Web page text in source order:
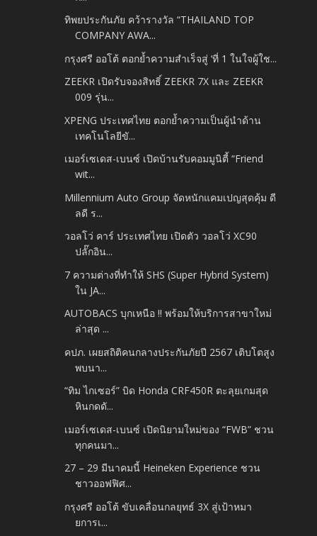
ทิพยประกันภัย คว้ารางวัล “THAILAND TOP
COMPANY AWA...
กรุงศรี ออโต้ ตอกย้ำความสำเร็จสู่ ‘ที่ 1 ในใจผู้ใช...
ZEEKR เปิดรับจองสิทธิ์ ZEEKR 7X และ ZEEKR
009 รุ่น...
XPENG ประเทศไทย ตอกย้ำความเป็นผู้นำด้าน
เทคโนโลยีขั...
เมอร์เซเดส-เบนซ์ เปิดบ้านรับคอมมูนิตี้ “Friend
wit...
Millennium Auto Group จัดหนักแคมเปญสุดคุ้ม ดี
ลดี ร...
วอลโว่ คาร์ ประเทศไทย เปิดตัว วอลโว่ XC90
ปลั๊กอิน...
7 ความต่างที่ทำให้ SHS (Super Hybrid System)
ใน JA...
AUTOBACS บุกเหนือ !! พร้อมให้บริการสาขาใหม่
ล่าสุด ...
คปภ. เผยสถิติคนกลางประกันภัยปี 2567 เติบโตสูง
พบนา...
“ทิม ไกเซอร์” บิด Honda CRF450R ตะลุยเกมสุด
หินกดดั...
เมอร์เซเดส-เบนซ์ เปิดนิยามใหม่ของ “FWB” ชวน
ทุกคนมา...
27 – 29 มีนาคมนี้ Heineken Experience ชวน
ชาวออฟฟิศ...
กรุงศรี ออโต้ ขับเคลื่อนกลยุทธ์ 3X สู่เป้าหมา
ยการเ...